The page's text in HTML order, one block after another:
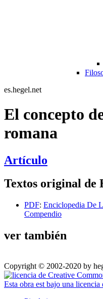
es.hegel.net
El concepto
romana
Artículo
Textos original de
PDF: Enciclopedia De
Compendio
ver también
Copyright © 2002-2020 by
Esta obra est bajo una